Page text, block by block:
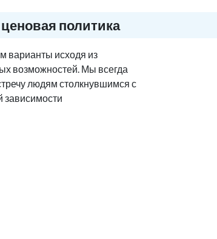
политика
варианты исходя из
возможностей. Мы всегда
людям столкнувшимся с
зависимости